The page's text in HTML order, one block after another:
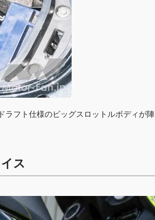
ラフト仕様のビッグスロットルボディが陣
ス